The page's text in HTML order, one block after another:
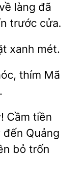
về làng đã
xanh mét.
thím Mã
Cầm tiền
Quảng
trốn